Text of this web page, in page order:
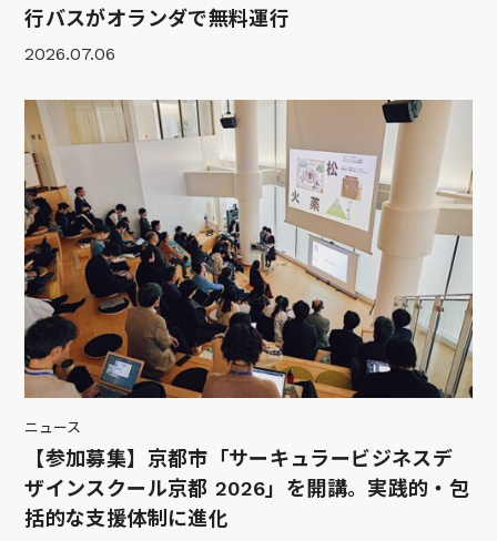
行バスがオランダで無料運行
2026.07.06
ニュース
【参加募集】京都市「サーキュラービジネスデ
ザインスクール京都 2026」を開講。実践的・包
括的な支援体制に進化